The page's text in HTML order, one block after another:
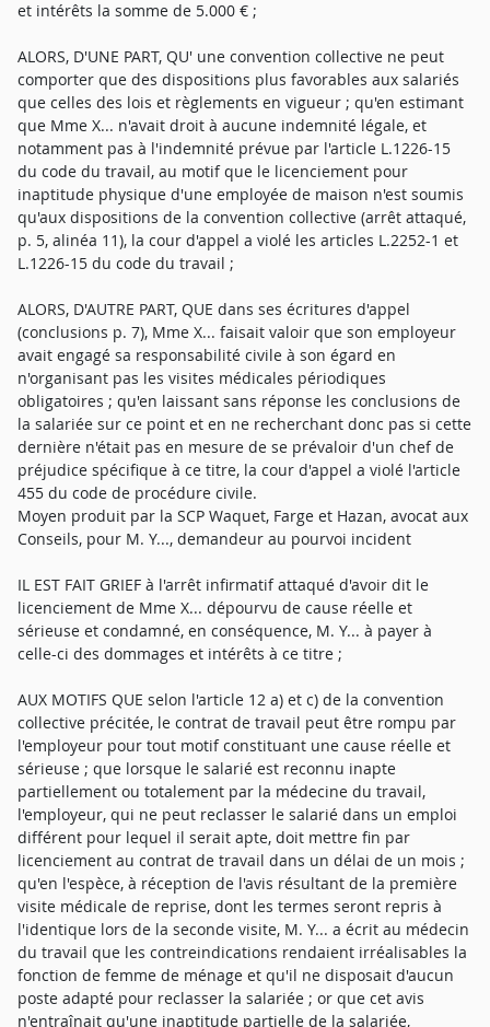
et intérêts la somme de 5.000 € ;
ALORS, D'UNE PART, QU' une convention collective ne peut
comporter que des dispositions plus favorables aux salariés
que celles des lois et règlements en vigueur ; qu'en estimant
que Mme X... n'avait droit à aucune indemnité légale, et
notamment pas à l'indemnité prévue par l'article L.1226-15
du code du travail, au motif que le licenciement pour
inaptitude physique d'une employée de maison n'est soumis
qu'aux dispositions de la convention collective (arrêt attaqué,
p. 5, alinéa 11), la cour d'appel a violé les articles L.2252-1 et
L.1226-15 du code du travail ;
ALORS, D'AUTRE PART, QUE dans ses écritures d'appel
(conclusions p. 7), Mme X... faisait valoir que son employeur
avait engagé sa responsabilité civile à son égard en
n'organisant pas les visites médicales périodiques
obligatoires ; qu'en laissant sans réponse les conclusions de
la salariée sur ce point et en ne recherchant donc pas si cette
dernière n'était pas en mesure de se prévaloir d'un chef de
préjudice spécifique à ce titre, la cour d'appel a violé l'article
455 du code de procédure civile.
Moyen produit par la SCP Waquet, Farge et Hazan, avocat aux
Conseils, pour M. Y..., demandeur au pourvoi incident
IL EST FAIT GRIEF à l'arrêt infirmatif attaqué d'avoir dit le
licenciement de Mme X... dépourvu de cause réelle et
sérieuse et condamné, en conséquence, M. Y... à payer à
celle-ci des dommages et intérêts à ce titre ;
AUX MOTIFS QUE selon l'article 12 a) et c) de la convention
collective précitée, le contrat de travail peut être rompu par
l'employeur pour tout motif constituant une cause réelle et
sérieuse ; que lorsque le salarié est reconnu inapte
partiellement ou totalement par la médecine du travail,
l'employeur, qui ne peut reclasser le salarié dans un emploi
différent pour lequel il serait apte, doit mettre fin par
licenciement au contrat de travail dans un délai de un mois ;
qu'en l'espèce, à réception de l'avis résultant de la première
visite médicale de reprise, dont les termes seront repris à
l'identique lors de la seconde visite, M. Y... a écrit au médecin
du travail que les contreindications rendaient irréalisables la
fonction de femme de ménage et qu'il ne disposait d'aucun
poste adapté pour reclasser la salariée ; or que cet avis
n'entraînait qu'une inaptitude partielle de la salariée,